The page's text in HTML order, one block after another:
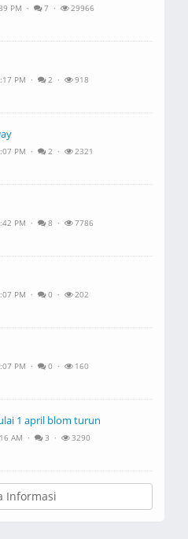
PM · 7 · 29966
PM · 2 · 918
PM · 2 · 2321
PM · 8 · 7786
PM · 0 · 202
PM · 0 · 160
1 april blom turun
AM · 3 · 3290
Informasi